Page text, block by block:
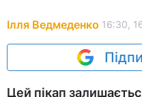
Ілля Ведмеденко 16:30,
Цей пікап